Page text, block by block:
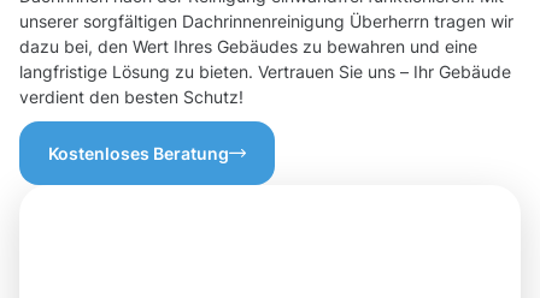
unserer sorgfältigen Dachrinnenreinigung Überherrn tragen wir
dazu bei, den Wert Ihres Gebäudes zu bewahren und eine
langfristige Lösung zu bieten. Vertrauen Sie uns – Ihr Gebäude
verdient den besten Schutz!
Kostenloses Beratung